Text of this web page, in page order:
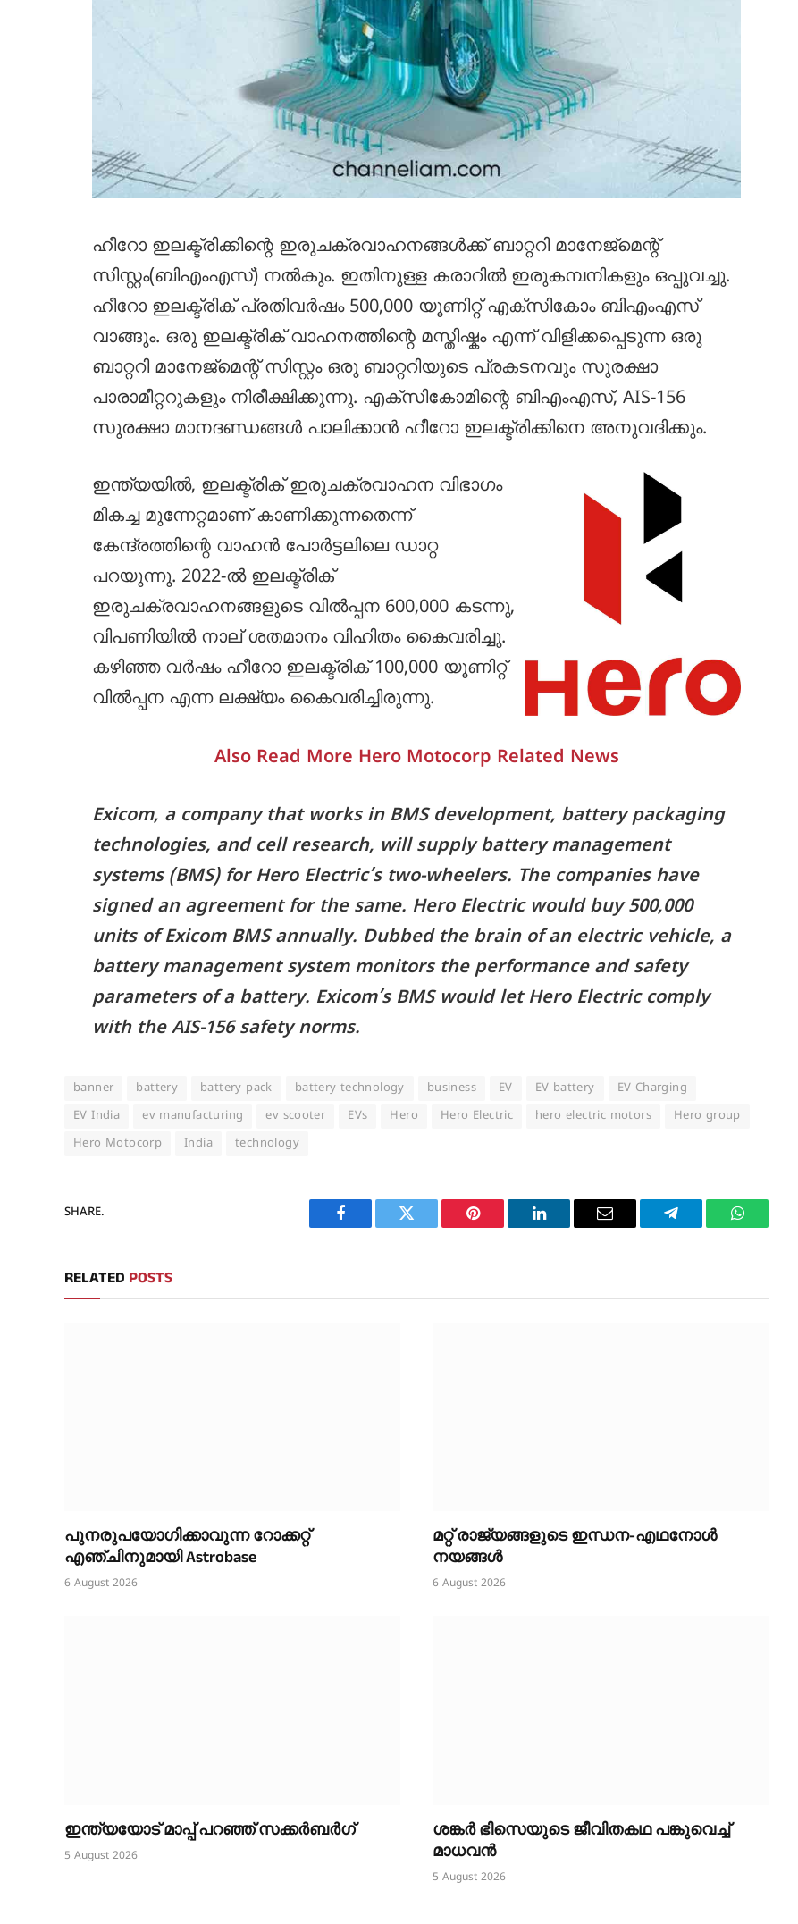
ഹീറോ ഇലക്ട്രിക്കിന്റെ ഇരുചക്രവാഹനങ്ങൾക്ക് ബാറ്ററി മാനേജ്‌മെന്റ്
സിസ്റ്റം(ബിഎംഎസ്) നൽകും. ഇതിനുള്ള കരാറിൽ ഇരുകമ്പനികളും ഒപ്പുവച്ചു.
ഹീറോ ഇലക്ട്രിക് പ്രതിവർഷം 500,000 യൂണിറ്റ് എക്‌സികോം ബിഎംഎസ്
വാങ്ങും. ഒരു ഇലക്ട്രിക് വാഹനത്തിന്റെ മസ്തിഷ്കം എന്ന് വിളിക്കപ്പെടുന്ന ഒരു
ബാറ്ററി മാനേജ്മെന്റ് സിസ്റ്റം ഒരു ബാറ്ററിയുടെ പ്രകടനവും സുരക്ഷാ
പാരാമീറ്ററുകളും നിരീക്ഷിക്കുന്നു. എക്‌സികോമിന്റെ ബിഎംഎസ്, AIS-156
സുരക്ഷാ മാനദണ്ഡങ്ങൾ പാലിക്കാൻ ഹീറോ ഇലക്ട്രിക്കിനെ അനുവദിക്കും.
ഇന്ത്യയിൽ, ഇലക്ട്രിക് ഇരുചക്രവാഹന വിഭാഗം
മികച്ച മുന്നേറ്റമാണ് കാണിക്കുന്നതെന്ന്
കേന്ദ്രത്തിന്റെ വാഹൻ പോർട്ടലിലെ ഡാറ്റ
പറയുന്നു. 2022-ൽ ഇലക്ട്രിക്
ഇരുചക്രവാഹനങ്ങളുടെ വിൽപ്പന 600,000 കടന്നു,
വിപണിയിൽ നാല് ശതമാനം വിഹിതം കൈവരിച്ചു.
കഴിഞ്ഞ വർഷം ഹീറോ ഇലക്ട്രിക് 100,000 യൂണിറ്റ്
വിൽപ്പന എന്ന ലക്ഷ്യം കൈവരിച്ചിരുന്നു.
Also Read More Hero Motocorp Related News
Exicom, a company that works in BMS development, battery packaging
technologies, and cell research, will supply battery management
systems (BMS) for Hero Electric’s two-wheelers. The companies have
signed an agreement for the same. Hero Electric would buy 500,000
units of Exicom BMS annually. Dubbed the brain of an electric vehicle, a
battery management system monitors the performance and safety
parameters of a battery. Exicom’s BMS would let Hero Electric comply
with the AIS-156 safety norms.
banner battery battery pack battery technology business EV EV battery
EV Charging
EV India
ev manufacturing ev scooter EVs Hero Hero Electric hero electric motors
Hero group
Hero Motocorp
India technology
SHARE.
Facebook Twitter Pinterest LinkedIn Email Telegram WhatsApp
RELATED POSTS
പുനരുപയോഗിക്കാവുന്ന റോക്കറ്റ്
എഞ്ചിനുമായി Astrobase
6 August 2026
മറ്റ് രാജ്യങ്ങളുടെ ഇന്ധന-എഥനോൾ
നയങ്ങൾ
6 August 2026
ഇന്ത്യയോട് മാപ്പ് പറഞ്ഞ് സക്കർബർഗ്
5 August 2026
ശങ്കർ ഭിസെയുടെ ജീവിതകഥ പങ്കുവെച്ച്
മാധവൻ
5 August 2026